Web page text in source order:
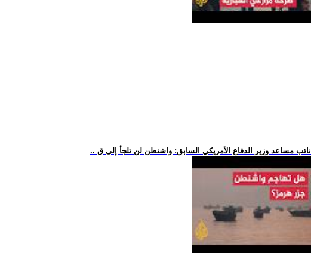
.. نائب مساعد وزير الدفاع الأمريكي السابق: واشنطن لن تلجأ إلى ق